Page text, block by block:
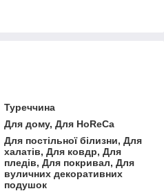
Туреччина
Для дому, Для HoReCa
Для постільної білизни, Для
халатів, Для ковдр, Для
пледів, Для покривал, Для
вуличних декоративних
подушок